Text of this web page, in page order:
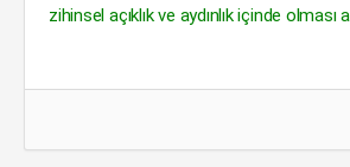
zihinsel açıklık ve aydınlık içinde olması